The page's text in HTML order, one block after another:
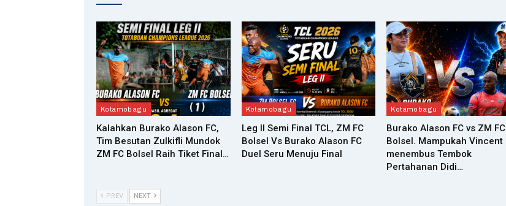
Kotamobagu
Kalahkan Burako Alason FC,
Tim Besutan Zulkifli Mundok
ZM FC Bolsel Raih Tiket Final…
Kotamobagu
Leg II Semi Final TCL, ZM FC
Bolsel Vs Burako Alason FC
Duel Seru Menuju Final
Kotamobagu
Burako Alason FC vs ZM FC
Bolsel. Mampukah Vincent
menembus Tembok
Pertahanan Didi…
PREV NEXT